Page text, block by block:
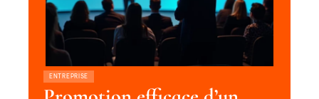
ENTREPRISE